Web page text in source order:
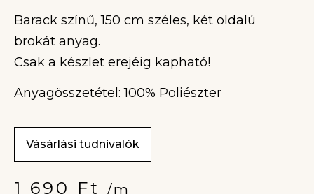
Barack színű, 150 cm széles, két oldalú
brokát anyag.
Csak a készlet erejéig kapható!
Anyagösszetétel: 100% Poliészter
Vásárlási tudnivalók
1 690 Ft /m